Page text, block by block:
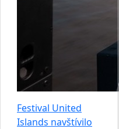
Festival United
Islands navštívilo